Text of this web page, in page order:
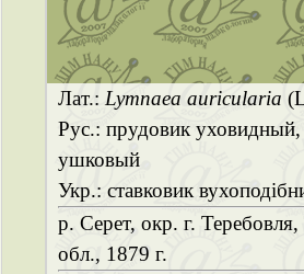
Лат.: Lymnaea auricularia
Рус.: прудовик
ушковый
Укр.: ставковик
р. Серет, окр. г.
обл., 1879 г.